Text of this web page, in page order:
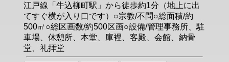
江戸線「牛込柳町駅」から徒歩約1分（地上に出
てすぐ横が入り口です）○宗教/不問○総面積/約
500㎡○総区画数/約500区画○設備/管理事務所、駐
車場、休憩所、本堂、庫裡、客殿、会館、納骨
堂、礼拝堂